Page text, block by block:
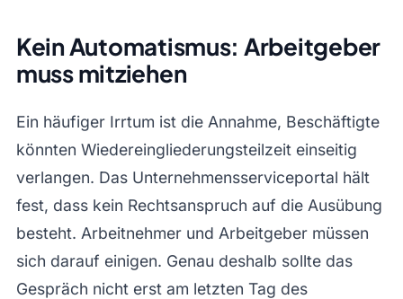
Kein Automatismus: Arbeitgeber
muss mitziehen
Ein häufiger Irrtum ist die Annahme, Beschäftigte
könnten Wiedereingliederungsteilzeit einseitig
verlangen. Das Unternehmensserviceportal hält
fest, dass kein Rechtsanspruch auf die Ausübung
besteht. Arbeitnehmer und Arbeitgeber müssen
sich darauf einigen. Genau deshalb sollte das
Gespräch nicht erst am letzten Tag des